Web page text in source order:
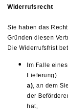
Widerrufsrecht
Sie haben das
Gründen diesen
Die Widerrufsfrist
Im Falle
Lieferung)
a), an dem
der
hat,